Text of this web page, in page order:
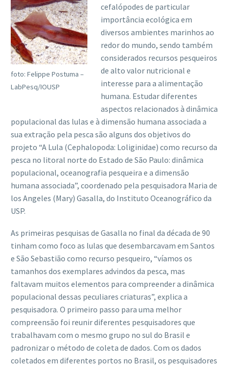
foto: Felippe Postuma –
LabPesq/IOUSP
cefalópodes de particular
importância ecológica em
diversos ambientes marinhos ao
redor do mundo, sendo também
considerados recursos pesqueiros
de alto valor nutricional e
interesse para a alimentação
humana. Estudar diferentes
aspectos relacionados à dinâmica
populacional das lulas e à dimensão humana associada a
sua extração pela pesca são alguns dos objetivos do
projeto “A Lula (Cephalopoda: Loliginidae) como recurso da
pesca no litoral norte do Estado de São Paulo: dinâmica
populacional, oceanografia pesqueira e a dimensão
humana associada”, coordenado pela pesquisadora Maria de
los Angeles (Mary) Gasalla, do Instituto Oceanográfico da
USP.
As primeiras pesquisas de Gasalla no final da década de 90
tinham como foco as lulas que desembarcavam em Santos
e São Sebastião como recurso pesqueiro, “víamos os
tamanhos dos exemplares advindos da pesca, mas
faltavam muitos elementos para compreender a dinâmica
populacional dessas peculiares criaturas”, explica a
pesquisadora. O primeiro passo para uma melhor
compreensão foi reunir diferentes pesquisadores que
trabalhavam com o mesmo grupo no sul do Brasil e
padronizar o método de coleta de dados. Com os dados
coletados em diferentes portos no Brasil, os pesquisadores